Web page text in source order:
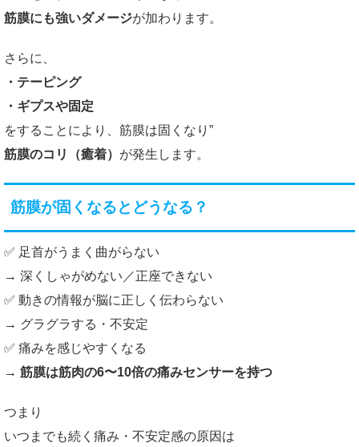
筋膜にも強いダメージが加わります。
さらに、
・テーピング
・ギプスや固定
をすることにより、筋膜は固くなり”
筋膜のコリ（癒着） が発生します。
筋膜が固くなるとどうなる？
✅ 足首がうまく曲がらない
→ 深くしゃがめない／正座できない
✅ 動きの情報が脳に正しく伝わらない
→ グラグラする・不安定
✅ 痛みを感じやすくなる
→ 筋膜は筋肉の6〜10倍の痛みセンサーを持つ
つまり
いつまでも続く痛み・不安定感の原因は